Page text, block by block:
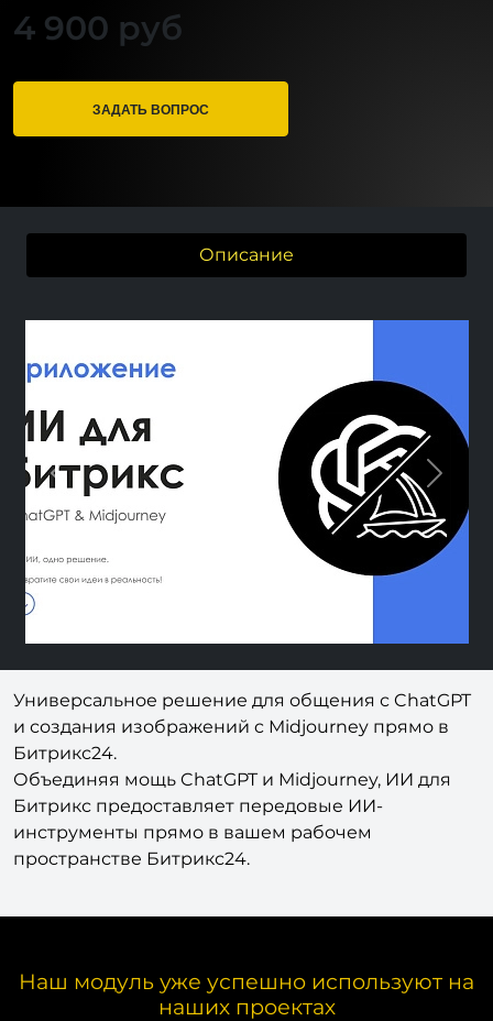
4 900 руб
ЗАДАТЬ ВОПРОС
Описание
Previous Next
Универсальное решение для общения с ChatGPT
и создания изображений c Midjourney прямо в
Битрикс24.
Объединяя мощь ChatGPT и Midjourney, ИИ для
Битрикс предоставляет передовые ИИ-
инструменты прямо в вашем рабочем
пространстве Битрикс24.
Наш модуль уже успешно используют на
наших проектах